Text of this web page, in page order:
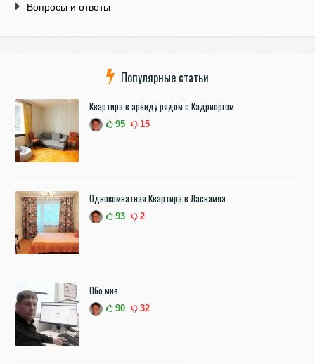
Вопросы и ответы
Популярные статьи
Квартира в аренду рядом с Кадриоргом
95 15
Однокомнатная Квартира в Ласнамяэ
93 2
Обо мне
90 32